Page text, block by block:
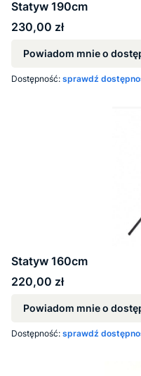
Statyw 190cm
Cena
230,00 zł
Powiadom mnie o
Dostępność: sprawdź
Statyw 160cm
Cena
220,00 zł
Powiadom mnie o
Dostępność: sprawdź